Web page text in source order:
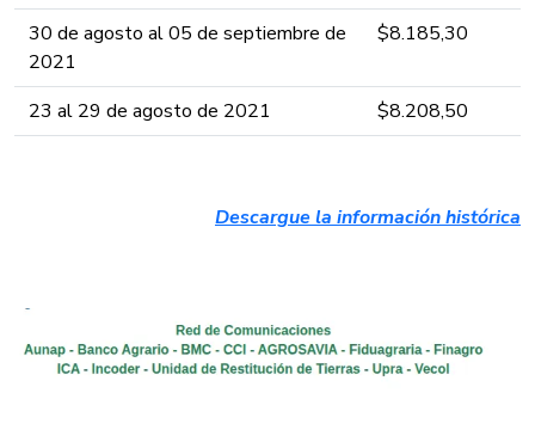
30 de agosto al 05 de septiembre de
2021 ​​​​​
​$8.185,30​​​​
23 al 29 de agosto de 2021 ​​​​​ ​$8.208,50​​​​
Descargue la inform​​a​ción histórica​​